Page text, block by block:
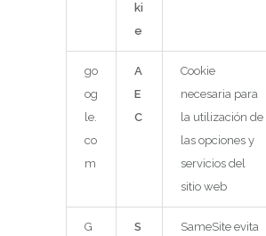
ki
e
go
og
le.
co
m
A
E
C
Cookie
necesaria para
la utilización de
las opciones y
servicios del
sitio web
G
S
SameSite evita